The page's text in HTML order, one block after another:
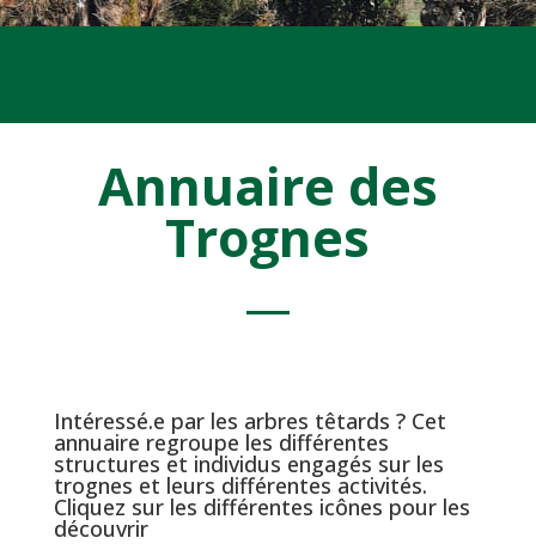
Annuaire des
Trognes
Intéressé.e par les arbres têtards ? Cet
annuaire regroupe les différentes
structures et individus engagés sur les
trognes et leurs différentes activités.
Cliquez sur les différentes icônes pour les
découvrir